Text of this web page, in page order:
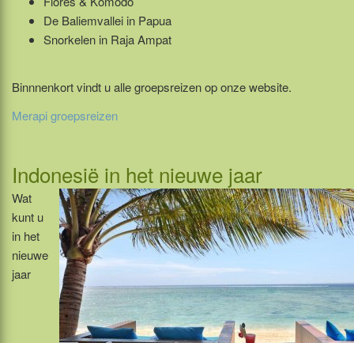
De Baliemvallei in Papua
Snorkelen in Raja Ampat
Binnnenkort vindt u alle groepsreizen op onze website.
Merapi groepsreizen
Indonesië in het nieuwe jaar
Wat
kunt u
in het
nieuwe
jaar